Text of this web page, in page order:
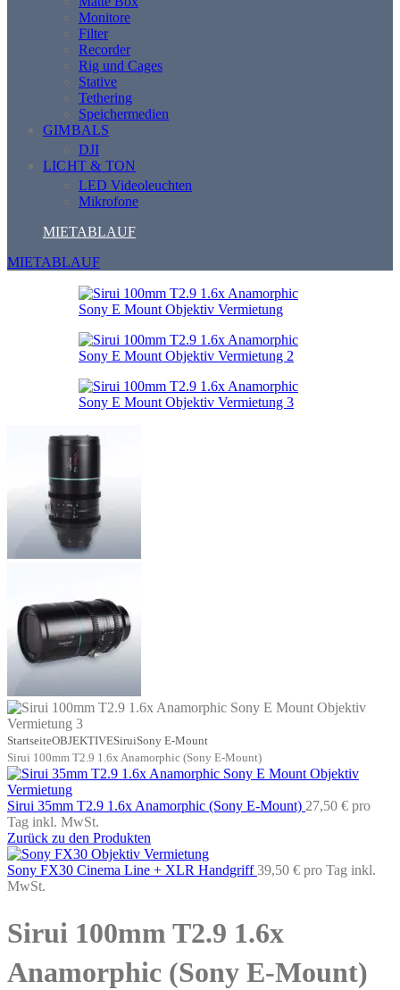
Monitore
Filter
Recorder
Rig und Cages
Stative
Tethering
Speichermedien
GIMBALS
DJI
LICHT & TON
LED Videoleuchten
Mikrofone
MIETABLAUF
MIETABLAUF
StartseiteOBJEKTIVESiruiSony E-Mount
Sirui 100mm T2.9 1.6x Anamorphic (Sony E-Mount)
Sirui 35mm T2.9 1.6x Anamorphic (Sony E-Mount) 27,50 € pro
Tag inkl. MwSt.
Zurück zu den Produkten
Sony FX30 Cinema Line + XLR Handgriff39,50 € pro Tag inkl.
MwSt.
Sirui 100mm T2.9 1.6x
Anamorphic (Sony E-Mount)